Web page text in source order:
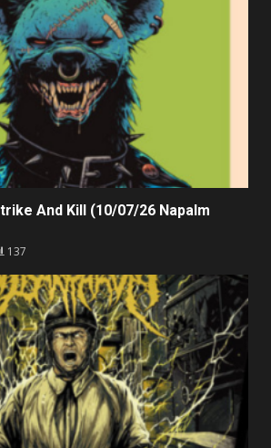
And Kill (10/07/26 Napalm
137